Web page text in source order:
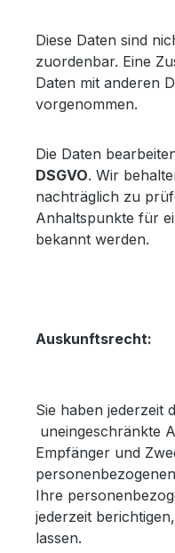
Diese Daten sind
zuordenbar. Eine
Daten mit anderen
vorgenommen.
Die Daten
DSGVO. Wir
nachträglich zu
Anhaltspunkte für
bekannt werden.
Auskunftsrecht:
Sie haben jederzeit
uneingeschränkte
Empfänger und
Ihre
jederzeit
lassen.